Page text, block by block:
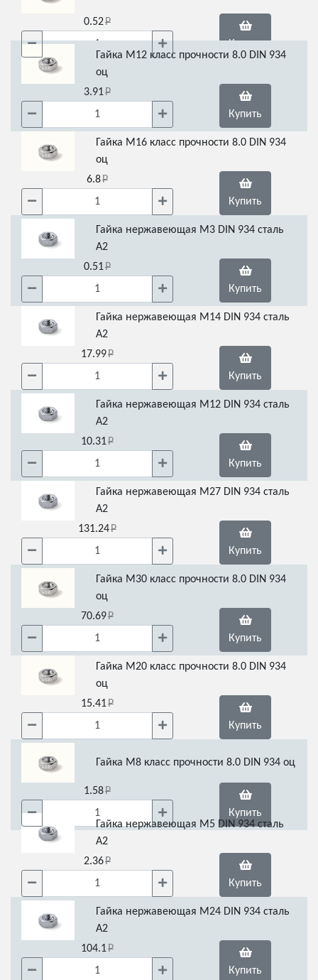
0.52
Купить
Гайка М12 класс прочности 8.0 DIN 934
оц
3.91
Купить
Гайка М16 класс прочности 8.0 DIN 934
оц
6.8
Купить
Гайка нержавеющая М3 DIN 934 сталь
А2
0.51
Купить
Гайка нержавеющая М14 DIN 934 сталь
А2
17.99
Купить
Гайка нержавеющая М12 DIN 934 сталь
А2
10.31
Купить
Гайка нержавеющая М27 DIN 934 сталь
А2
131.24
Купить
Гайка М30 класс прочности 8.0 DIN 934
оц
70.69
Купить
Гайка М20 класс прочности 8.0 DIN 934
оц
15.41
Купить
Гайка М8 класс прочности 8.0 DIN 934 оц
1.58
Купить
Гайка нержавеющая М5 DIN 934 сталь
А2
2.36
Купить
Гайка нержавеющая М24 DIN 934 сталь
А2
104.1
Купить